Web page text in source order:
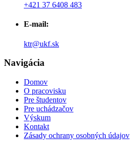
+421 37 6408 483
E-mail:
ktr@ukf.sk
Navigácia
Domov
O pracovisku
Pre študentov
Pre uchádzačov
Výskum
Kontakt
Zásady ochrany osobných údajov